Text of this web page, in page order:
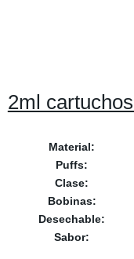
2ml
Material:
Puffs:
Clase:
Bobinas:
Desechable:
Sabor: